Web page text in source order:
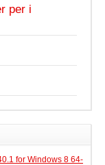
per i
for Windows 8 64-